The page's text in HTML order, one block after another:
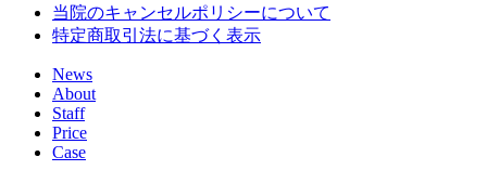
当院のキャンセルポリシーについて
特定商取引法に基づく表示
News
About
Staff
Price
Case